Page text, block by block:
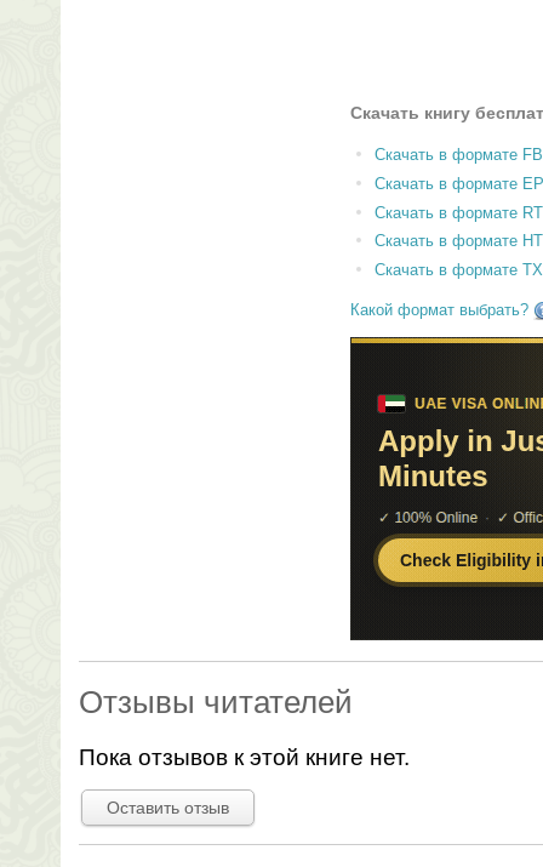
Скачать книгу
Скачать в формате
Скачать в формате
Скачать в формате
Скачать в формате
Скачать в формате
Какой формат выбрать?
Отзывы читателей
Пока отзывов к этой книге нет.
Оставить отзыв